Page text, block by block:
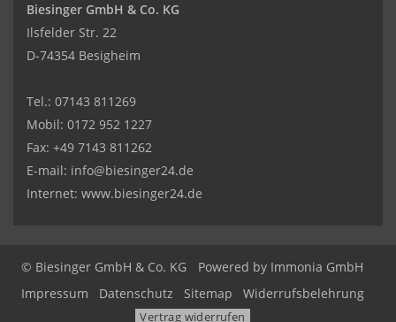
Biesinger GmbH & Co. KG
Ilsfelder Str. 22
D-74354 Besigheim
Tel.: 07143 811269
Mobil: 0172 952 1227
Fax: +49 7143 811262
E-mail: info@biesinger24.de
Internet: www.biesinger24.de
© Biesinger GmbH & Co. KG Powered by Immonia GmbH
Impressum
Datenschutz Sitemap Widerrufsbelehrung
Vertrag widerrufen